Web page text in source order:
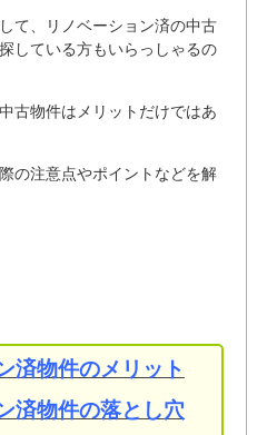
て、リノベーション済の中古
している方もいらっしゃるの
古物件はメリットだけではあ
の注意点やポイントなどを解
物件のメリット
物件の落とし穴